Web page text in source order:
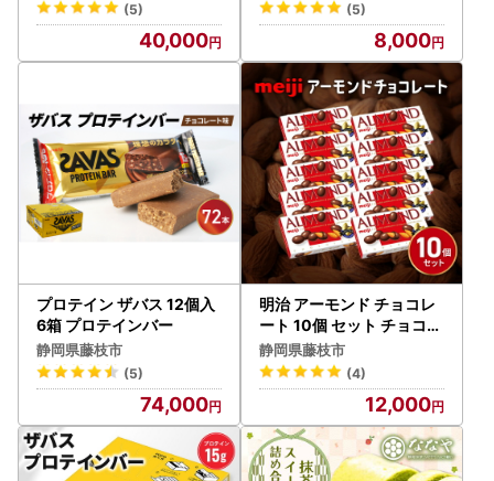
(5)
40,000
(5)
8,000
プロテイン ザバス 12個入
6箱 プロテインバー
静岡県藤枝市
(5)
74,000
明治 アーモンド チョコレ
ート 10個 セット チョコレ
ート
静岡県藤枝市
(4)
12,000